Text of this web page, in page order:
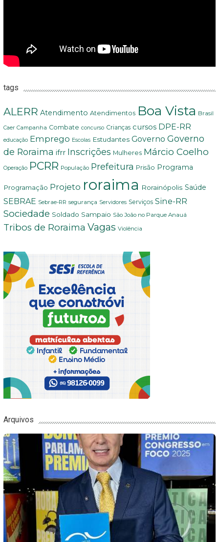
tags
ALERR Atendimento Atendimentos Boa Vista Brasil
Caer Campanha Combate concurso Crianças cursos DPE-RR
educação Emprego Escolas Estudantes Governo Governo
de Roraima ifrr Inscrições Mulheres Márcio Coelho
Operação PCRR População Prefeitura Prisão Programa
Programação Projeto roraima Rorainópolis Saúde
SEBRAE Sebrae-RR segurança Servidores Serviços Sine-RR
Sociedade Soldado Sampaio São João no Parque Anauá
Tribos de Roraima Vagas Violência
Arquivos